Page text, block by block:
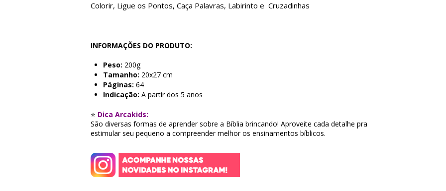
Colorir, Ligue os Pontos, Caça Palavras, Labirinto e Cruzadinhas
INFORMAÇÕES DO PRODUTO:
Peso: 200g
Tamanho: 20x27 cm
Páginas: 64
Indicação: A partir dos 5 anos
⭐ Dica Arcakids:
São diversas formas de aprender sobre a Bíblia brincando! Aproveite cada detalhe pra
estimular seu pequeno a compreender melhor os ensinamentos bíblicos.